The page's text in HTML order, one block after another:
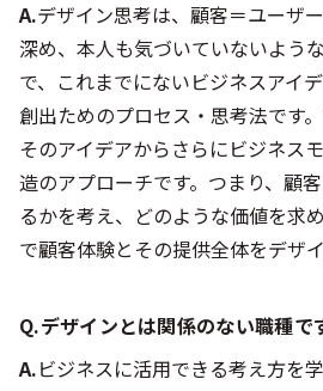
A.デザイン思考は、顧客＝ユーザ
深め、本人も気づいていないよう
で、これまでにないビジネスアイ
創出ためのプロセス・思考法です
そのアイデアからさらにビジネス
造のアプローチです。つまり、顧
るかを考え、どのような価値を求
で顧客体験とその提供全体をデザ
Q.デザインとは関係のない職種で
A.ビジネスに活用できる考え方を